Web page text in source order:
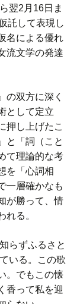
翌2月16日ま
託して表現し
名による優れ
流文学の発達
双方に深く
として定立
押し上げたこ
と「詞（こと
て理論的な考
を「心詞相
一層確かなも
が勝って、情
れる。
らずふるさと
いる。この歌
。でもこの懐
香って私を迎